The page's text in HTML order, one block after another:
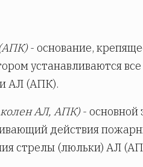
- основание,
устанавливаются
АЛ (АПК).
АЛ, АПК)- основной
действия
стрелы (люльки) АЛ